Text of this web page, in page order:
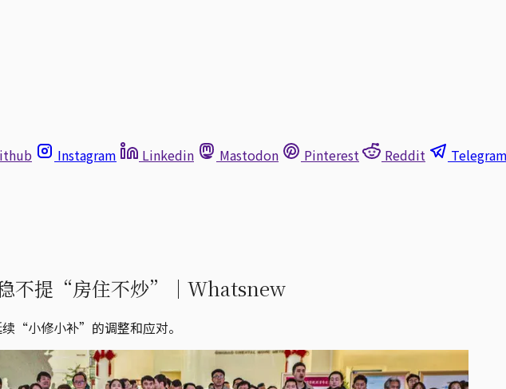
Instagram Linkedin Mastodon Pinterest Reddit Telegram
不提“房住不炒”｜Whatsnew
“小修小补”的调整和应对。